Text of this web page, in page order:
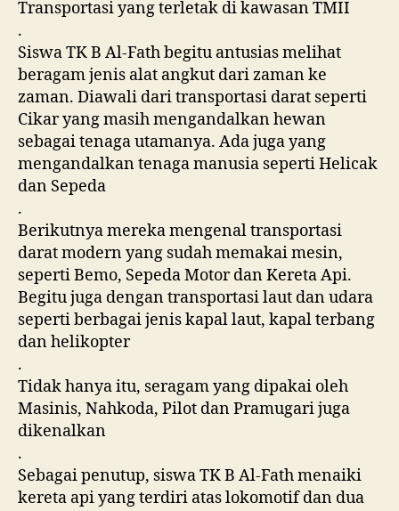
Transportasi yang terletak di kawasan TMII
.
Siswa TK B Al-Fath begitu antusias melihat
beragam jenis alat angkut dari zaman ke
zaman. Diawali dari transportasi darat seperti
Cikar yang masih mengandalkan hewan
sebagai tenaga utamanya. Ada juga yang
mengandalkan tenaga manusia seperti Helicak
dan Sepeda
.
Berikutnya mereka mengenal transportasi
darat modern yang sudah memakai mesin,
seperti Bemo, Sepeda Motor dan Kereta Api.
Begitu juga dengan transportasi laut dan udara
seperti berbagai jenis kapal laut, kapal terbang
dan helikopter
.
Tidak hanya itu, seragam yang dipakai oleh
Masinis, Nahkoda, Pilot dan Pramugari juga
dikenalkan
.
Sebagai penutup, siswa TK B Al-Fath menaiki
kereta api yang terdiri atas lokomotif dan dua